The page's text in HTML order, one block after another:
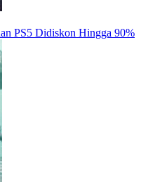
PS5 Didiskon Hingga 90%